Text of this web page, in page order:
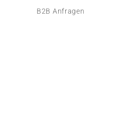
B2B Anfragen